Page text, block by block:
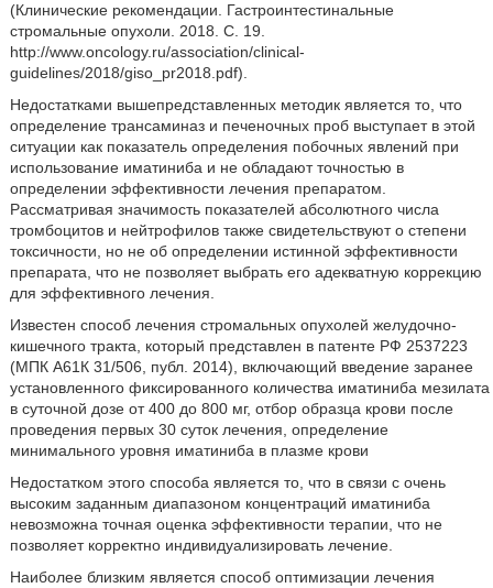
(Клинические рекомендации. Гастроинтестинальные
стромальные опухоли. 2018. С. 19.
http://www.oncology.ru/association/clinical-
guidelines/2018/giso_pr2018.pdf).
Недостатками вышепредставленных методик является то, что
определение трансаминаз и печеночных проб выступает в этой
ситуации как показатель определения побочных явлений при
использование иматиниба и не обладают точностью в
определении эффективности лечения препаратом.
Рассматривая значимость показателей абсолютного числа
тромбоцитов и нейтрофилов также свидетельствуют о степени
токсичности, но не об определении истинной эффективности
препарата, что не позволяет выбрать его адекватную коррекцию
для эффективного лечения.
Известен способ лечения стромальных опухолей желудочно-
кишечного тракта, который представлен в патенте РФ 2537223
(МПК А61К 31/506, публ. 2014), включающий введение заранее
установленного фиксированного количества иматиниба мезилата
в суточной дозе от 400 до 800 мг, отбор образца крови после
проведения первых 30 суток лечения, определение
минимального уровня иматиниба в плазме крови
Недостатком этого способа является то, что в связи с очень
высоким заданным диапазоном концентраций иматиниба
невозможна точная оценка эффективности терапии, что не
позволяет корректно индивидуализировать лечение.
Наиболее близким является способ оптимизации лечения